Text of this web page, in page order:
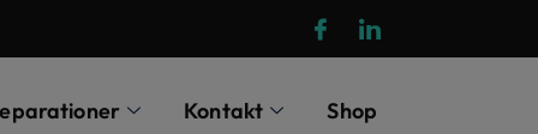
Kontakt Shop